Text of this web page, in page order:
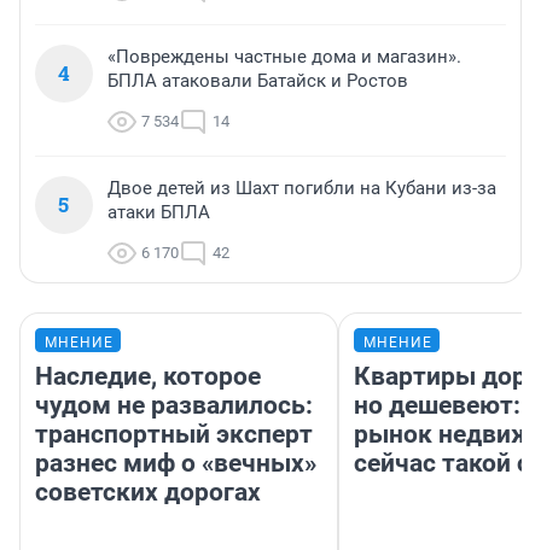
4
«Повреждены частные дома и магазин».
БПЛА атаковали Батайск и Ростов
7 534 14
5
Двое детей из Шахт погибли на Кубани из-за
атаки БПЛА
6 170 42
МНЕНИЕ
Наследие, которое
чудом не развалилось:
транспортный эксперт
разнес миф о «вечных»
советских дорогах
МНЕНИЕ
Квартиры
но дешевеют:
рынок
сейчас такой